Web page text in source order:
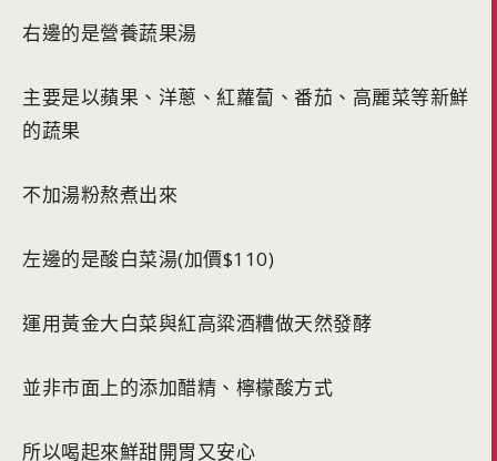
右邊的是營養蔬果湯
主要是以蘋果、洋蔥、紅蘿蔔、番茄、高麗菜等新鮮
的蔬果
不加湯粉熬煮出來
左邊的是酸白菜湯(加價$110)
運用黃金大白菜與紅高粱酒糟做天然發酵
並非市面上的添加醋精、檸檬酸方式
所以喝起來鮮甜開胃又安心